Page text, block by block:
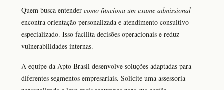
Quem busca entender como funciona um exame admissional
encontra orientação personalizada e atendimento consultivo
especializado. Isso facilita decisões operacionais e reduz
vulnerabilidades internas.
A equipe da Apto Brasil desenvolve soluções adaptadas para
diferentes segmentos empresariais. Solicite uma assessoria